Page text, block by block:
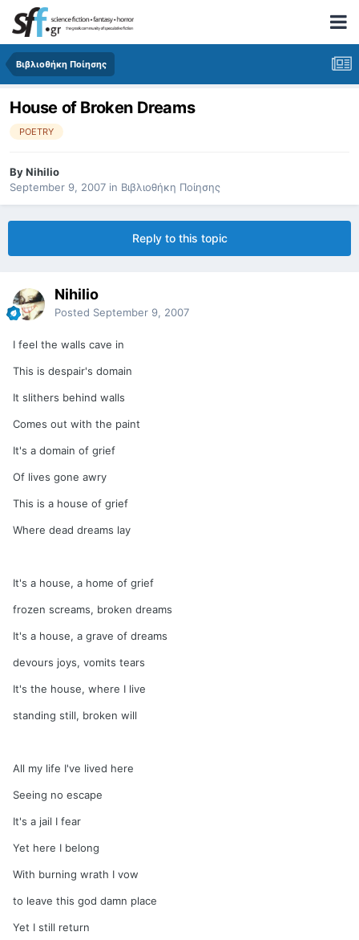
Βιβλιοθήκη Ποίησης
House of Broken Dreams
POETRY
ByNihilio
September 9, 2007 in Βιβλιοθήκη Ποίησης
Reply to this topic
Nihilio
Posted September 9, 2007
I feel the walls cave in
This is despair's domain
It slithers behind walls
Comes out with the paint
It's a domain of grief
Of lives gone awry
This is a house of grief
Where dead dreams lay
It's a house, a home of grief
frozen screams, broken dreams
It's a house, a grave of dreams
devours joys, vomits tears
It's the house, where I live
standing still, broken will
All my life I've lived here
Seeing no escape
It's a jail I fear
Yet here I belong
With burning wrath I vow
to leave this god damn place
Yet I still return